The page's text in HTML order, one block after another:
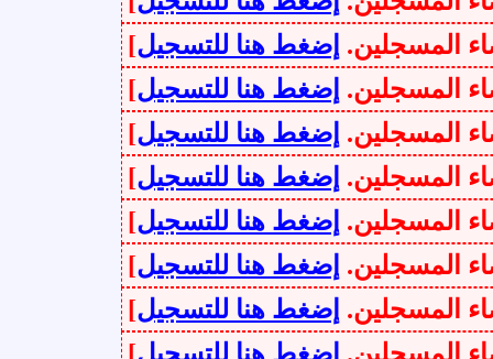
إضغط هنا للتسجيل]
إضغط هنا للتسجيل]
إضغط هنا للتسجيل]
إضغط هنا للتسجيل]
إضغط هنا للتسجيل]
إضغط هنا للتسجيل]
إضغط هنا للتسجيل]